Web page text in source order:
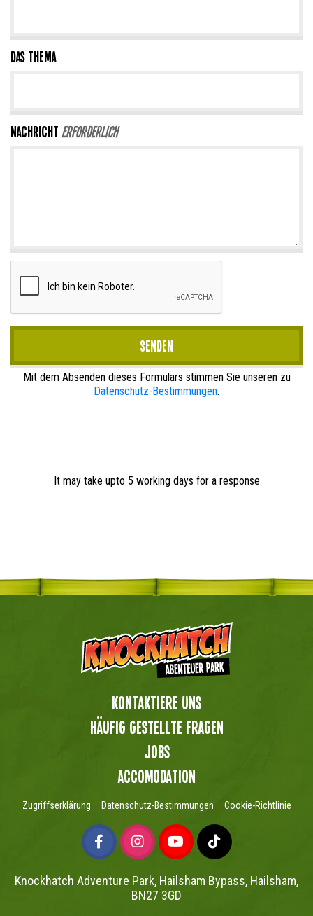
Das Thema
NachrichtErforderlich
Senden
Mit dem Absenden dieses Formulars stimmen Sie unseren zu
Datenschutz-Bestimmungen.
It may take upto 5 working days for a response
Kontaktiere uns
Häufig gestellte Fragen
Jobs
Accomodation
Zugriffserklärung Datenschutz-Bestimmungen Cookie-Richtlinie
Knockhatch Adventure Park, Hailsham Bypass, Hailsham,
BN27 3GD